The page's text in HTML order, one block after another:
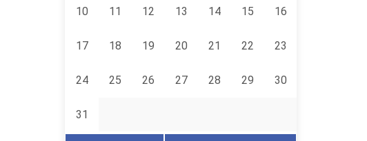
10 11 12 13 14 15 16
17 18 19 20 21 22 23
24 25 26 27 28 29 30
31